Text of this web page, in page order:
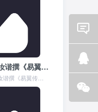
乾卦文言传[宋]郑汝谐撰《易翼传•上经》上
Email
咨询
Q Q
咨询